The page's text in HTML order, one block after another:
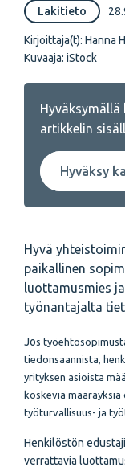
Lakitieto
Kirjoittaja(t): Hanna
Kuvaaja: iStock
Hyväksymällä
artikkelin
Hyväksy
Hyvä
paikallinen
luottamusmies
työnantajalta
Jos
tiedonsaannista,
yrityksen asioista
koskevia
työturvallisuus- ja
Henkilöstön
verrattavia